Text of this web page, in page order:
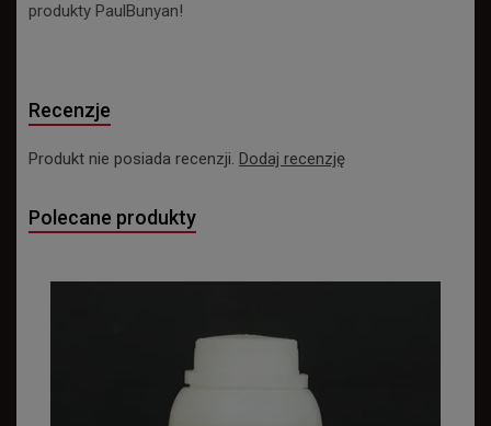
produkty PaulBunyan!
Recenzje
Produkt nie posiada recenzji. Dodaj recenzję
Polecane produkty